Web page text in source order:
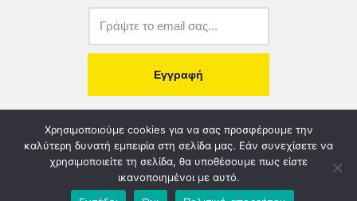
copyright@2022. Κατασκευή Ιστοσελίδας.
Λογοδοσία – Χρηστή Διαχείριση
Διοικητικό Συμβούλιο
Καταστατικό
Όροι & Πολιτικές Πολιτική Απορρήτου
Χρησιμοποιούμε cookies για να σας προσφέρουμε την
καλύτερη δυνατή εμπειρία στη σελίδα μας. Εάν συνεχίσετε να
χρησιμοποιείτε τη σελίδα, θα υποθέσουμε πως είστε
ικανοποιημένοι με αυτό.